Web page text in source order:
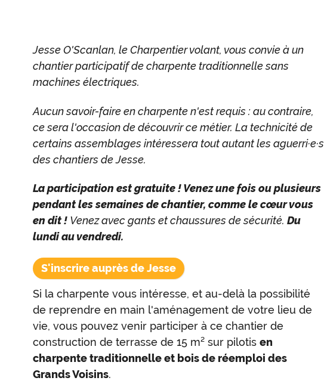
Jesse O'Scanlan, le Charpentier volant, vous convie à un
chantier participatif de charpente traditionnelle sans
machines électriques.
Aucun savoir-faire en charpente n'est requis : au contraire,
ce sera l'occasion de découvrir ce métier. La technicité de
certains assemblages intéressera tout autant les aguerri·e·s
des chantiers de Jesse.
La participation est gratuite ! Venez une fois ou plusieurs
pendant les semaines de chantier, comme le cœur vous
en dit ! Venez avec gants et chaussures de sécurité. Du
lundi au vendredi.
S'inscrire auprès de Jesse
Si la charpente vous intéresse, et au-delà la possibilité
de reprendre en main l'aménagement de votre lieu de
vie, vous pouvez venir participer à ce chantier de
construction de terrasse de 15 m² sur pilotis en
charpente traditionnelle et bois de réemploi des
Grands Voisins.